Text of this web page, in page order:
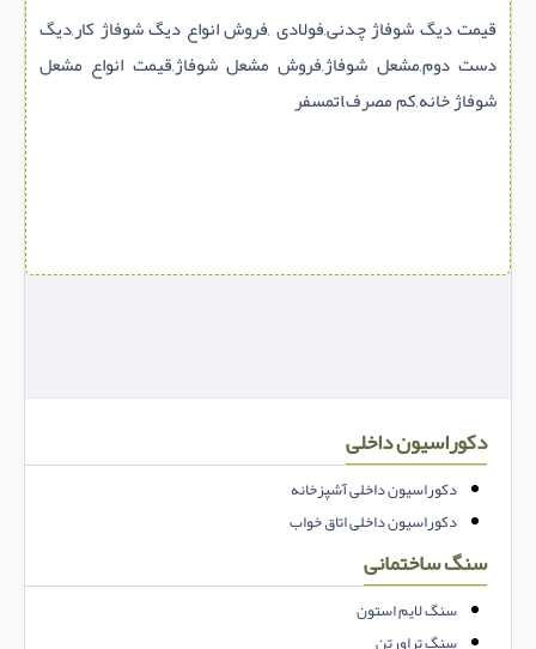
قیمت دیگ شوفاژ چدنی,فولادی ,فروش انواع دیگ شوفاژ كار,دیگ
دست دوم,مشعل شوفاژ,فروش مشعل شوفاژ,قیمت انواع مشعل
شوفاژ خانه,کم مصرف,اتمسفر
دکوراسیون داخلی
دکوراسیون داخلی آشپزخانه
دکوراسیون داخلی اتاق خواب
سنگ ساختمانی
سنگ لایم استون